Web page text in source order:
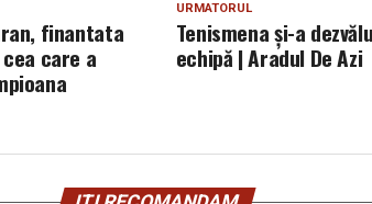
URMATORUL
Tenismena și-a
echipă | Aradul De Azi
finantata
care a